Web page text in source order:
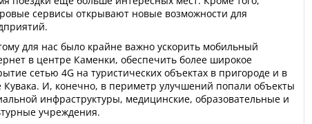
сервисы открывают новые возможности для
для нас было крайне важно ускорить мобильный
в центре Каменки, обеспечить более широкое
сетью 4G на туристических объектах в пригороде и в
Кувака. И, конечно, в периметр улучшений попали объекты
инфраструктуры, медицинские, образовательные и
учреждения.